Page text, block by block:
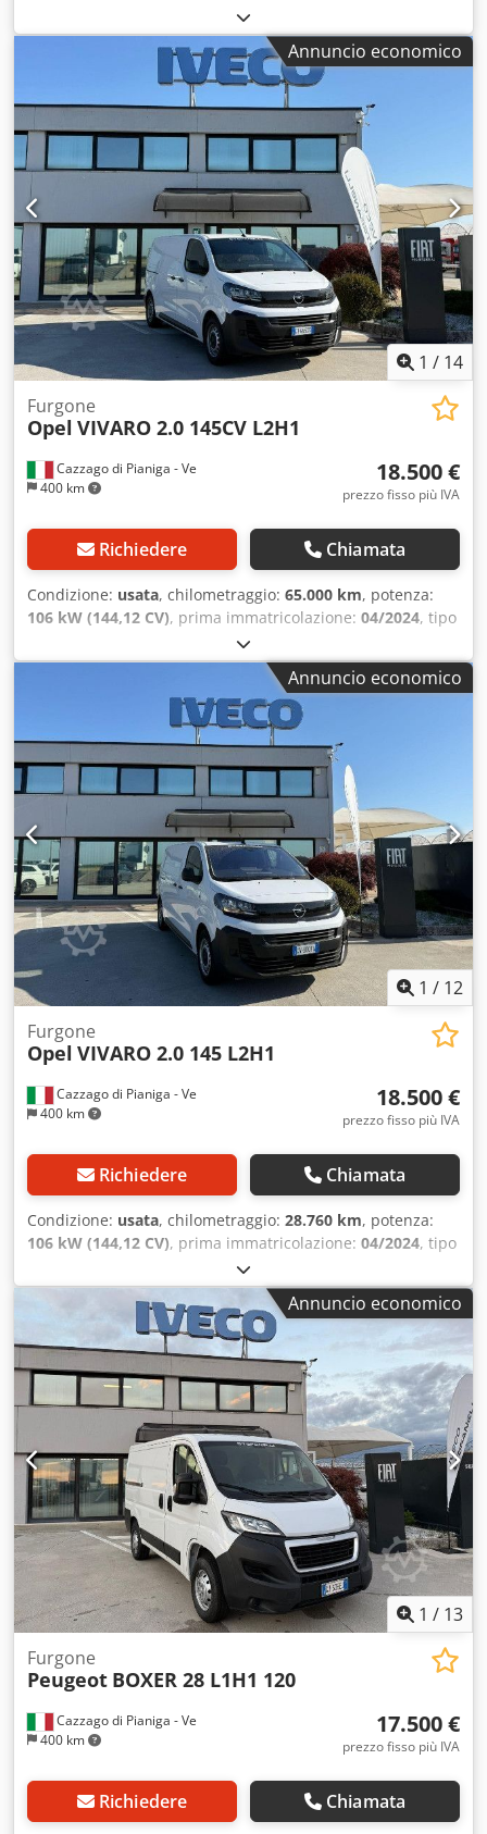
, peso complessivo:
bianco, tipo di ingranaggio:meccanico, Peso totale
ammissibile: 3100kg, Veicolo disponibile presso la ns. sede
a Pradamano (UD) Per informazioni e foto: Giulio
Desenibus Telefono - 0432.409212 Cell Whatsapp -
366.6069108 Davide Tonino Telefono - 0432.409209 Cell
Whatsapp - 338.6218473 Credpsynn N Ijfx Afhef
Annuncio economico
1 / 14
Cazzago di Pianiga - Ve
400 km
Furgone
Opel VIVARO 2.0 145CV L2H1
18.500 €
prezzo fisso più IVA
Richiedere Chiamata
Condizione: usata, chilometraggio: 65.000 km, potenza:
106 kW (144,12 CV), prima immatricolazione: 04/2024, tipo
, peso complessivo:
bianco, tipo di ingranaggio:meccanico, Peso totale
ammissibile: 2734kg, Veicolo disponibile presso la ns. sede
a Pradamano (UD) Per informazioni e foto: Giulio
Desenibus Telefono - 0432.409212 Cell Whatsapp -
366.6069108 Davide Tonino Telefono - 0432.409209 Cell
Whatsapp - 338.6218473 Cedoy Riwgspfx Afhorf
Annuncio economico
1 / 12
Cazzago di Pianiga - Ve
400 km
Furgone
Opel VIVARO 2.0 145 L2H1
18.500 €
prezzo fisso più IVA
Richiedere Chiamata
Condizione: usata, chilometraggio: 28.760 km, potenza:
106 kW (144,12 CV), prima immatricolazione: 04/2024, tipo
, peso complessivo:
bianco, tipo di ingranaggio:meccanico, Peso totale
ammissibile: 2734kg, Veicolo disponibile presso la ns. sede
a Pradamano (UD) Per informazioni e foto: Giulio
Desenibus Telefono - 0432.409212 Cell Whatsapp -
366.6069108 Davide Tonino Telefono - 0432.409209 Cell
Whatsapp - 338.6218473 Csdpjy U Apqjfx Afhorf
Annuncio economico
1 / 13
Cazzago di Pianiga - Ve
400 km
Furgone
Peugeot BOXER 28 L1H1 120
17.500 €
prezzo fisso più IVA
Richiedere Chiamata